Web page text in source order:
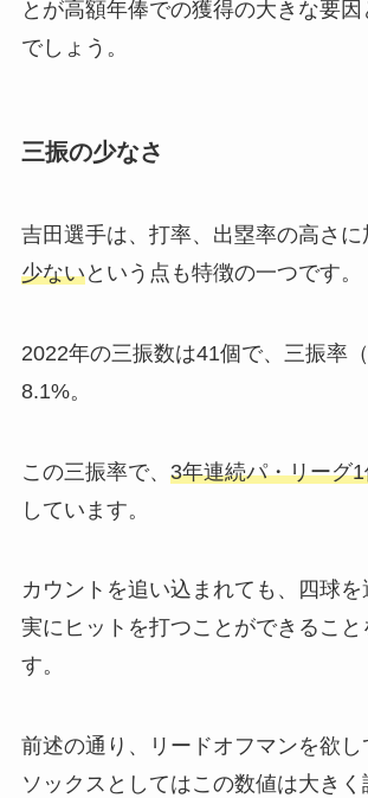
とが高額年俸での獲得の大きな要
でしょう。
三振の少なさ
吉田選手は、打率、出塁率の高さに
少ないという点も特徴の一つです。
2022年の三振数は41個で、三振率
8.1%。
この三振率で、 3年連続パ・リーグ
しています。
カウントを追い込まれても、四球
実にヒットを打つことができること
す。
前述の通り、リードオフマンを欲し
ソックスとしてはこの数値は大き